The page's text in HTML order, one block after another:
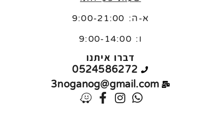
א-ה: 9:00-21:00
ו: 9:00-14:00
דברו איתנו
0524586272
3noganog@gmail.com